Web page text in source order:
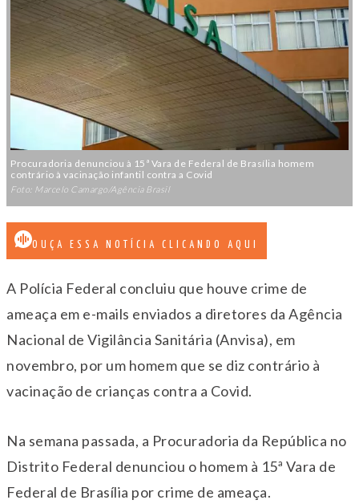
Procuradoria denunciou à 15ª Vara de Federal de Brasília homem
contrário à vacinação infantil contra a Covid
Foto: Marcelo Camargo/Agência Brasil
OUÇA ESSA NOTÍCIA CLICANDO AQUI
A Polícia Federal concluiu que houve crime de
ameaça em e-mails enviados a diretores da Agência
Nacional de Vigilância Sanitária (Anvisa), em
novembro, por um homem que se diz contrário à
vacinação de crianças contra a Covid.
Na semana passada, a Procuradoria da República no
Distrito Federal denunciou o homem à 15ª Vara de
Federal de Brasília por crime de ameaça.